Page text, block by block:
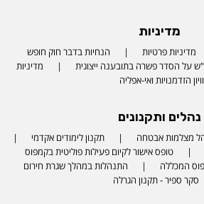
מדיניות
מדיניות פרטיות
הנחיות בדבר חוק חופש
על הסדר פשרה בתובענה ייצוגית
מדיניות
הזדמנויות ואי-אפליה
נהלים ותקנונים
מצלמות אבטחה
תקנון לימודים אקדמי
טופס אישור לקיום פעילות פוליטית בקמפוס
המכללה
התנהלות במהלך שגרת חירום
סקר ספיר - תקנון הגרלה